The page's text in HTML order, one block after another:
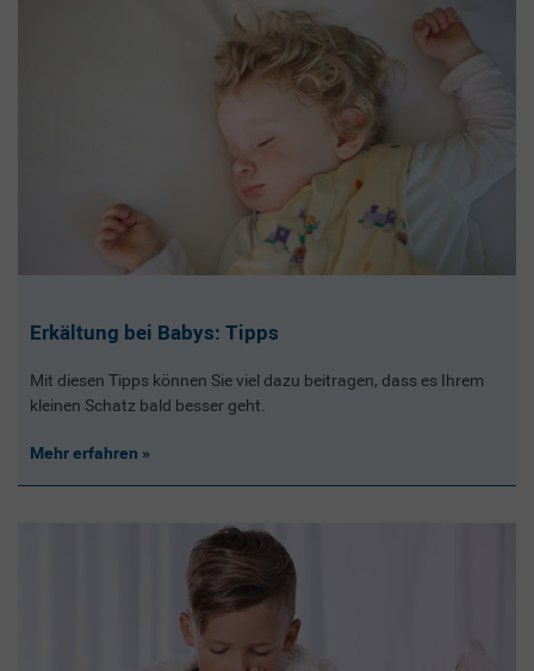
Erkältung bei Babys: Tipps
Mit diesen Tipps können Sie viel dazu beitragen, dass es Ihrem
kleinen Schatz bald besser geht.
Mehr erfahren